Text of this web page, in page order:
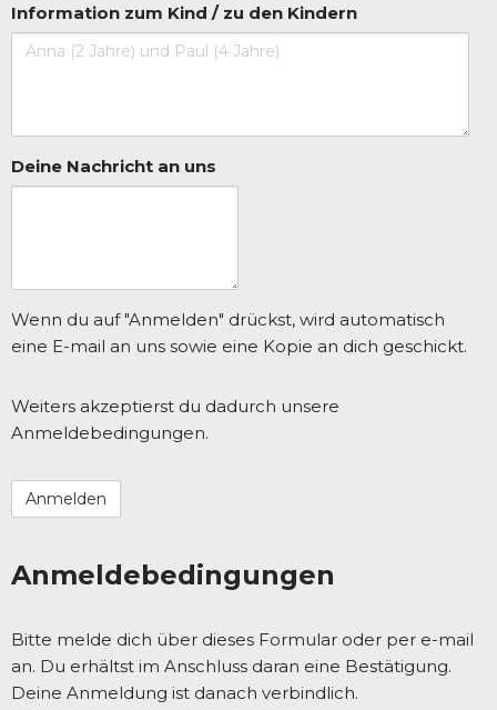
Information zum Kind / zu den Kindern
Deine Nachricht an uns
Wenn du auf "Anmelden" drückst, wird automatisch
eine E-mail an uns sowie eine Kopie an dich geschickt.
Weiters akzeptierst du dadurch unsere
Anmeldebedingungen.
Anmeldebedingungen
Bitte melde dich über dieses Formular oder per e-mail
an. Du erhältst im Anschluss daran eine Bestätigung.
Deine Anmeldung ist danach verbindlich.